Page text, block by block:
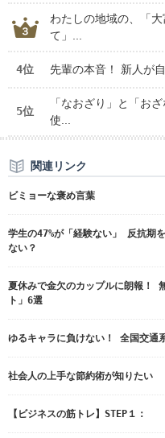
わたしの地域の、「
て」...
4位 先輩の本音！ 新人が
5位
「なおざり」と「お
使...
関連リンク
ビミョーな褒め言葉
学生の47%が「経験ない」 反抗期
ない？
夏休みで金欠のカップルに朗報！
ト」6選
ゆるキャラに負けない！ 全国交通
社会人の上手な節約術が知りたい
【ビジネスの筋トレ】STEP１：